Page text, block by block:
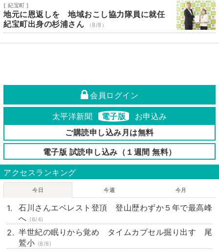
[ 紀宝町 ]
地元に恩返しを 地域おこし協力隊員に就任
紀宝町出身の杉浦さん
（8/8）
会員ログイン
太平洋新聞 電子版
お申込み
ご購読申し込み月は無料
電子版 試読申し込み（１週間 無料）
アクセスランキング
今日 今週 今月
石川さんエベレスト登頂 登山歴わずか５年で最高峰
へ (8/4)
半世紀の眠りから覚め タイムカプセル掘り出す 尾
鷲小 (8/8)